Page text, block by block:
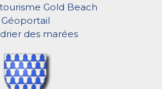
Gold Beach
Géoportail
des marées